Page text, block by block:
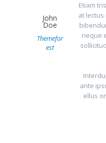
John
Doe
Themefor
est
Etiam
at
neque
ante
ellus